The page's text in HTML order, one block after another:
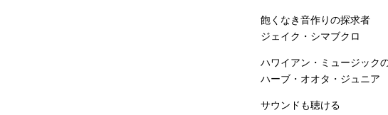
飽くなき音作りの探求者
ジェイク・シマブクロ
ハワイアン・ミュージック
ハーブ・オオタ・ジュニア
サウンドも聴ける